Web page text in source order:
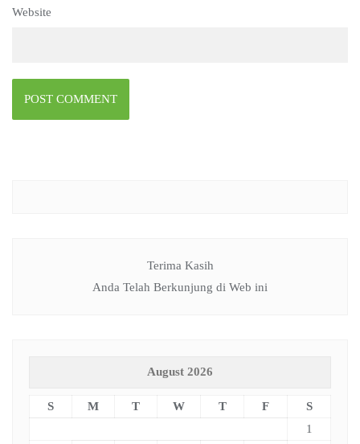
Website
Terima Kasih
Anda Telah Berkunjung di Web ini
August 2026
S M T W T F
S
1